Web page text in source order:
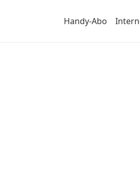
Handy-Abo